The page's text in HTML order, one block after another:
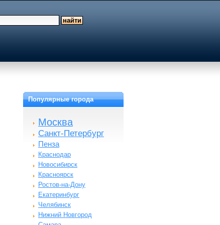
Популярные города
Москва
Санкт-Петербург
Пенза
Краснодар
Новосибирск
Красноярск
Ростов-на-Дону
Екатеринбург
Челябинск
Нижний Новгород